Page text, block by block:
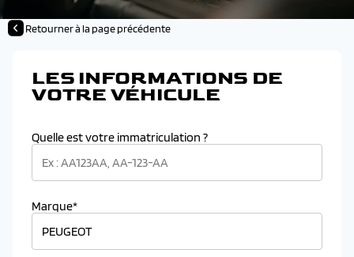
Retourner à la page précédente
LES INFORMATIONS DE
VOTRE VÉHICULE
Quelle est votre immatriculation ?
Marque*